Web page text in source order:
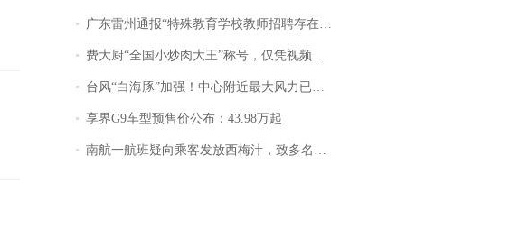
广东雷州通报“特殊教育学校教师招聘存在违规行为”：已启动问责程序 副校长被停职
费大厨“全国小炒肉大王”称号，仅凭视频评出？中国烹饪协会回应
台风“白海豚”加强！中心附近最大风力已达15级 最新研判
享界G9车型预售价公布：43.98万起
南航一航班疑向乘客发放西梅汁，致多名乘客在飞行途中排队上厕所！乘客：机上100多人只有2个厕所；客服回应：并非每架飞机都会发放西梅汁